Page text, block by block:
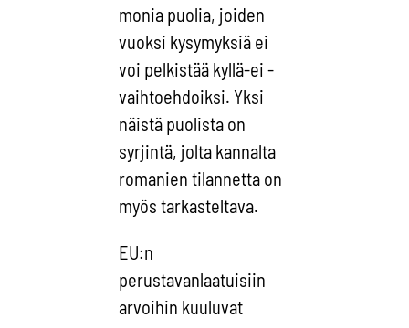
monia puolia, joiden
vuoksi kysymyksiä ei
voi pelkistää kyllä-ei -
vaihtoehdoiksi. Yksi
näistä puolista on
syrjintä, jolta kannalta
romanien tilannetta on
myös tarkasteltava.
EU:n
perustavanlaatuisiin
arvoihin kuuluvat